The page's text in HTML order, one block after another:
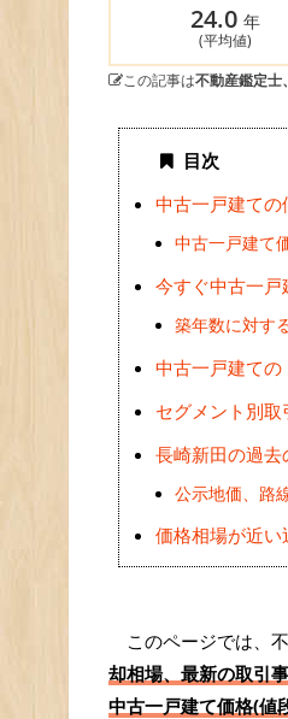
24.0年
(平均値)
この記事は不動産鑑定士
目次
中古一戸建ての
中古一戸建て
今すぐ中古一戸
築年数に対す
中古一戸建ての
セグメント別
長崎新田の過去
公示地価、路
価格相場が近い
このページでは、
却相場、最新の取引
中古一戸建て価格(値